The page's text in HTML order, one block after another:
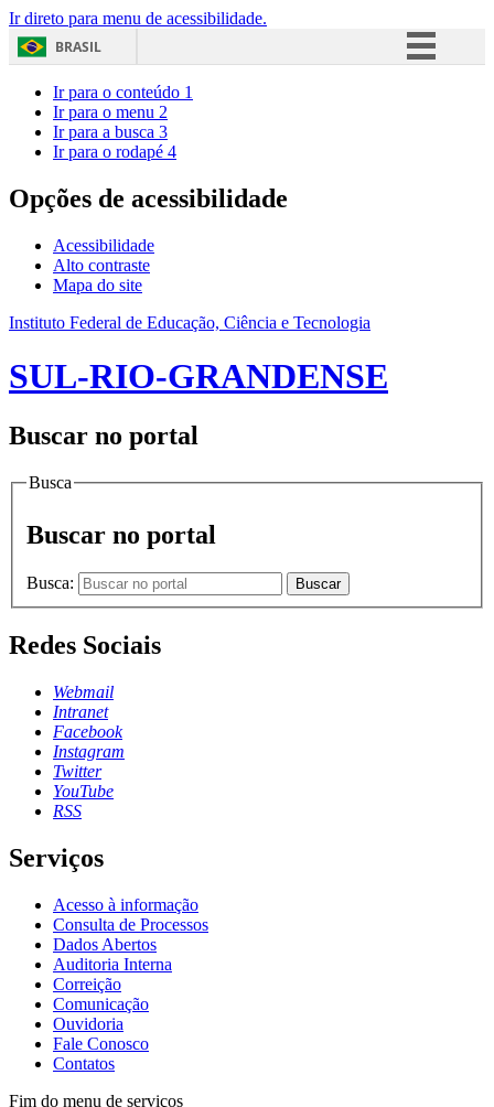
Ir direto para menu de acessibilidade.
BRASIL
Acesso à informação
Ir para o conteúdo 1
Ir para o menu 2
Ir para a busca 3
Ir para o rodapé 4
Opções de acessibilidade
Acessibilidade
Alto contraste
Mapa do site
Instituto Federal de Educação, Ciência e Tecnologia
SUL-RIO-GRANDENSE
Buscar no portal
Busca
Buscar no portal
Busca: Buscar
Redes Sociais
Webmail
Intranet
Facebook
Instagram
Twitter
YouTube
RSS
Serviços
Acesso à informação
Consulta de Processos
Dados Abertos
Auditoria Interna
Correição
Comunicação
Ouvidoria
Fale Conosco
Contatos
Fim do menu de serviços